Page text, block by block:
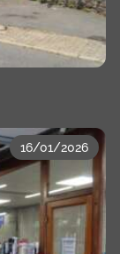
16/01/2026